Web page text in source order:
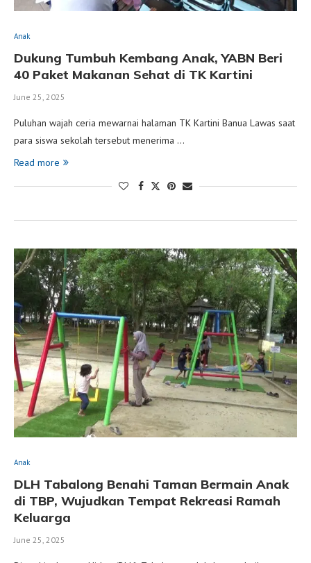
Anak
Dukung Tumbuh Kembang Anak, YABN Beri
40 Paket Makanan Sehat di TK Kartini
June 25, 2025
Puluhan wajah ceria mewarnai halaman TK Kartini Banua Lawas saat
para siswa sekolah tersebut menerima …
Read more
Anak
DLH Tabalong Benahi Taman Bermain Anak
di TBP, Wujudkan Tempat Rekreasi Ramah
Keluarga
June 25, 2025